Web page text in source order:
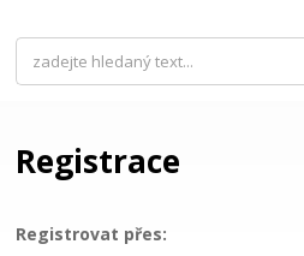
Registrace
Registrovat přes: